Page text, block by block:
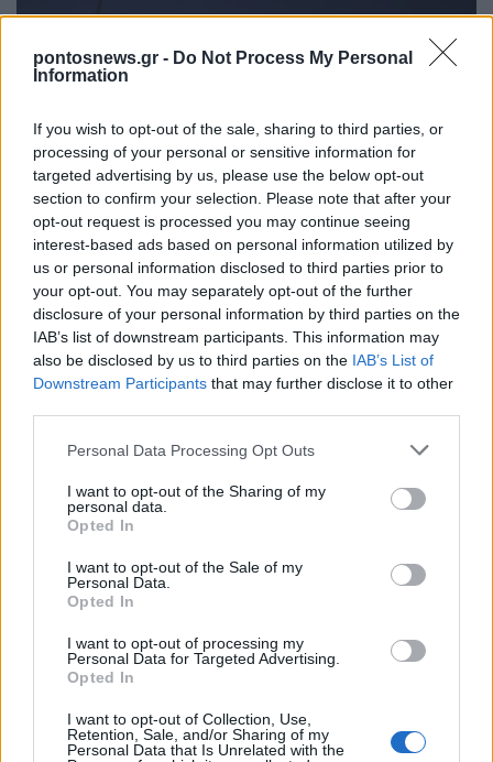
pontosnews.gr - Do Not Process My Personal
Information
If you wish to opt-out of the sale, sharing to third parties, or
processing of your personal or sensitive information for
targeted advertising by us, please use the below opt-out
section to confirm your selection. Please note that after your
opt-out request is processed you may continue seeing
interest-based ads based on personal information utilized by
us or personal information disclosed to third parties prior to
your opt-out. You may separately opt-out of the further
disclosure of your personal information by third parties on the
IAB’s list of downstream participants. This information may
also be disclosed by us to third parties on the IAB’s List of
Downstream Participants that may further disclose it to other
Please note that this website/app uses one or more Google
not limited to your visit or usage behaviour. You may click to
grant or deny consent to Google and its third-party tags to
use your data for below specified purposes in below Google
consent section.
Personal Data Processing Opt Outs
I want to opt-out of the Sharing of my
personal data.
Opted In
I want to opt-out of the Sale of my
Personal Data.
Opted In
I want to opt-out of processing my
Personal Data for Targeted Advertising.
Opted In
I want to opt-out of Collection, Use,
Retention, Sale, and/or Sharing of my
Personal Data that Is Unrelated with the
ΑΜΥΝΑ
Πολεμικό Ναυτικό: Έκτακτες Κρίσεις Πλοιάρχων Έτους
2026-2027 – Ποιοι προάγονται, ποιοι αποστρατεύονται
13/01/2026 - 12:16πμ
ΑΜΥΝΑ
Πολεμικό Ναυτικό: H ελληνική σημαία υψώθηκε στη φρεγάτα
«Κίμων» – Δένδιας: Η πατρίδα μας αποκτά δυνατότητα